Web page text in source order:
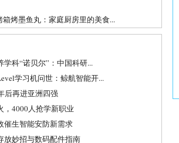
箱烤墨鱼丸：家庭厨房里的美食...
学科“诺贝尔”：中国科研...
学习机问世：鲸航智能开...
后再进亚洲四强
，4000人抢学新职业
催生智能安防新需求
放妙招与数码配件指南